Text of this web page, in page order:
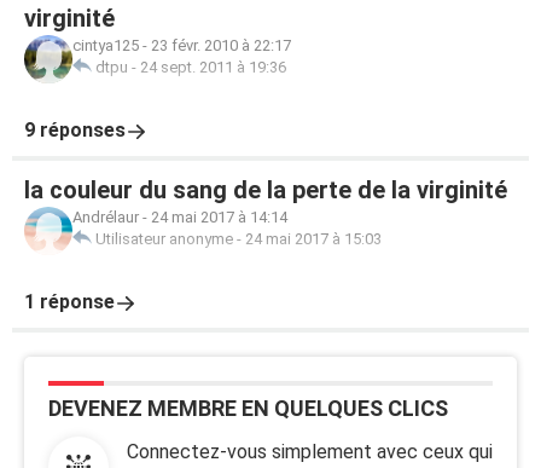
virginité
cintya125 - 23 févr. 2010 à 22:17
dtpu - 24 sept. 2011 à 19:36
9 réponses
la couleur du sang de la perte de la virginité
Andrélaur - 24 mai 2017 à 14:14
Utilisateur anonyme - 24 mai 2017 à 15:03
1 réponse
DEVENEZ MEMBRE EN QUELQUES CLICS
Connectez-vous simplement avec ceux qui